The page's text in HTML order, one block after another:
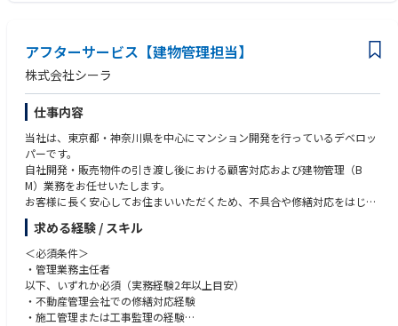
・真面目な方
・周囲とのコミュニケーションを明るく円滑にできる方
・施設巡回が主な業務となる為、移動に問題が無い方※FM施設部西日本グ
ループ
・業務に責任をもって遂行できる方
アフターサービス【建物管理担当】
株式会社シーラ
仕事内容
当社は、東京都・神奈川県を中心にマンション開発を行っているデベロッ
パーです。
自社開発・販売物件の引き渡し後における顧客対応および建物管理（B
M）業務をお任せいたします。
お客様に長く安心してお住まいいただくため、不具合や修繕対応をはじめ
としたアフターサービスを通じて、建物の品質維持と顧客満足度の向上を
担っていただきます。
また、施工会社や社内の建築・賃貸管理部門と連携しながら、対応品質の
向上や再発防止に向けた改善にも取り組んでいただきます。
当社は土地仕入れから販売、引き渡し後の管理まで一気通貫で手掛けてお
り、RC造の実需／収益用マンションを中心とした自社プロジェクトに継続
的に関わることができます。
求める経験 / スキル
＜必須条件＞
・管理業務主任者
以下、いずれか必須（実務経験2年以上目安）
・不動産管理会社での修繕対応経験
・施工管理または工事監理の経験